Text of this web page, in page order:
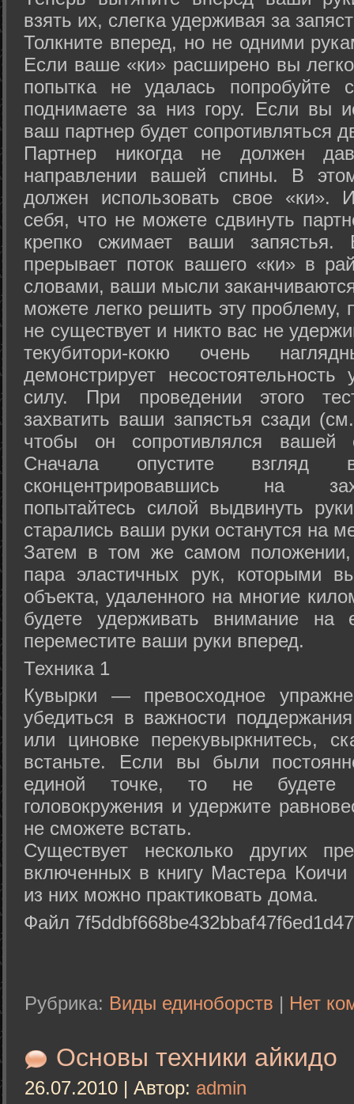
взять их, слегка удерживая за
Толкните вперед, но не одними
Если ваше «ки» расширено вы
попытка не удалась попробуйте
поднимаете за низ гору. Если вы
ваш партнер будет сопротивляться
Партнер никогда не должен
направлении вашей спины. В
должен использовать свое «ки».
себя, что не можете сдвинуть
крепко сжимает ваши запястья.
прерывает поток вашего «ки» в
словами, ваши мысли
можете легко решить эту проблему,
не существует и никто вас не
текубитори-кокю очень
демонстрирует
силу. При проведении этого
захватить ваши запястья сзади
чтобы он сопротивлялся вашей
Сначала опустите
сконцентрировавшись на
попытайтесь силой выдвинуть
старались ваши руки останутся на
Затем в том же самом положении,
пара эластичных рук, которыми
объекта, удаленного на многие
будете удерживать внимание на
переместите ваши руки вперед.
Техника 1
Кувырки — превосходное
убедиться в важности
или циновке перекувыркнитесь,
встаньте. Если вы были
единой точке, то не будете
головокружения и удержите
не сможете встать.
Существует несколько других
включенных в книгу Мастера
из них можно практиковать дома.
Файл
Рубрика: Виды единоборств | Нет
Основы техники айкидо
26.07.2010 | Автор: admin